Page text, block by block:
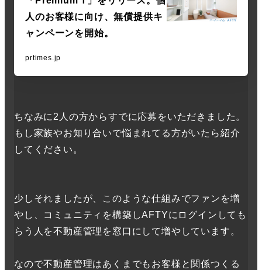
人のお客様に向け、無償提供キ
ャンペーンを開始。
prtimes.jp
ちなみに2人の方からすでに応募をいただきました。
もし家族やお知り合いで悩まれてる方がいたら紹介
してください。
少しそれましたが、このような仕組みでファンを増
やし、コミュニティを構築しAFTYにログインしても
らう人を不動産管理を窓口にして増やしています。
なので不動産管理はあくまでもお客様と関係つくる